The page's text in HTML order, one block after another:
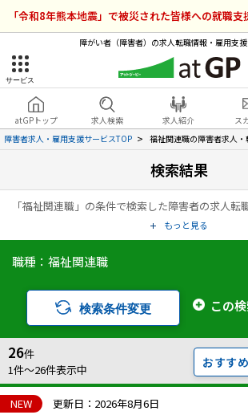
「令和8年熊本地震」で被災された皆様への就職支
障がい者（障害者）の求人転職情報・雇用支
サービス
atGPトップ 求人検索 求人紹介 ス
障害者求人・雇用支援サービスTOP
福祉関連職の障害者求人・
検索結果
もっと見る
職種：福祉関連職
検索条件変更 この
おすす
26件
1件〜26件表示中
NEW 更新日：2026年8月6日
障害者雇用のアットジー
サービスラインナ
障害者専門の就転職支援サービス
障害者アスリート専門の就転職支援サービス
ハイスキルな障害者の転職支援サービス
ログイン 会
求人を検索する
求人を紹介してもらう
スカウトを受ける
就労移行支援サービス